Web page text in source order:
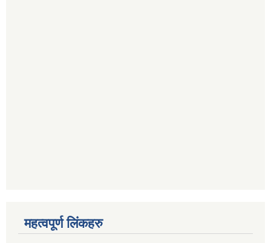
महत्वपूर्ण लिंकहरु